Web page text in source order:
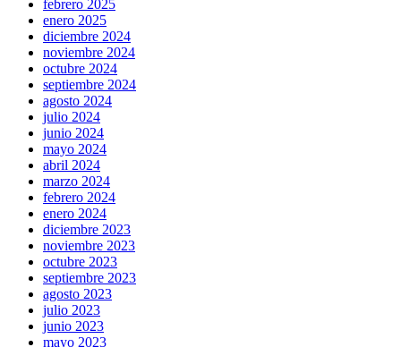
febrero 2025
enero 2025
diciembre 2024
noviembre 2024
octubre 2024
septiembre 2024
agosto 2024
julio 2024
junio 2024
mayo 2024
abril 2024
marzo 2024
febrero 2024
enero 2024
diciembre 2023
noviembre 2023
octubre 2023
septiembre 2023
agosto 2023
julio 2023
junio 2023
mayo 2023